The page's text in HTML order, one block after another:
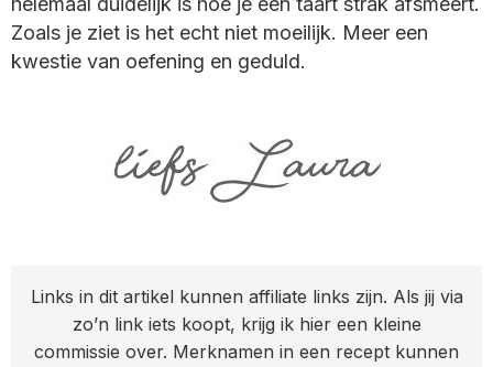
Zoals je ziet is het echt niet moeilijk. Meer een
kwestie van oefening en geduld.
Links in dit artikel kunnen affiliate links zijn. Als jij via
zo’n link iets koopt, krijg ik hier een kleine
commissie over. Merknamen in een recept kunnen